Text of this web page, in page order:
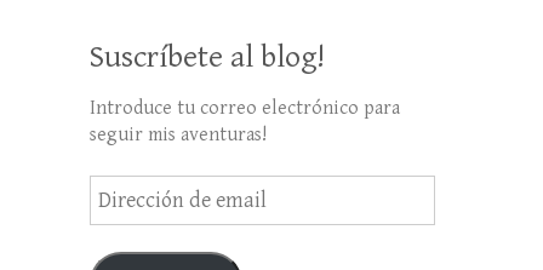
Suscríbete al blog!
Introduce tu correo electrónico para
seguir mis aventuras!